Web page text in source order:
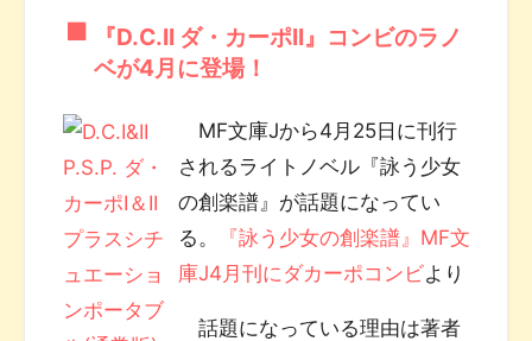
『D.C.II ダ・カーポII』コンビのラノ
ベが4月に登場！
MF文庫Jから4月25日に刊行
されるライトノベル『詠う少女
の創楽譜』が話題になってい
る。
『詠う少女の創楽譜』MF文
庫J4月刊にダカーポコンビより
話題になっている理由は著者